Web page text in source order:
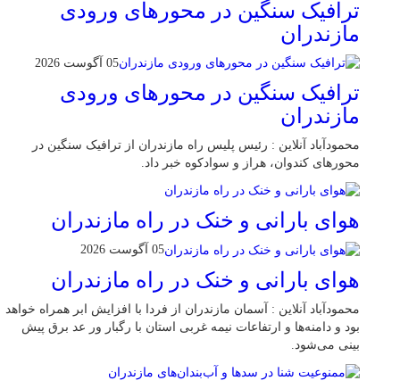
ترافیک سنگین در محور‌های ورودی
مازندران
05 آگوست 2026
ترافیک سنگین در محور‌های ورودی
مازندران
محمودآباد آنلاین : رئیس پلیس راه مازندران از ترافیک سنگین در
محور‌های کندوان، هراز و سوادکوه خبر داد.
هوای بارانی و خنک در راه مازندران
05 آگوست 2026
هوای بارانی و خنک در راه مازندران
محمودآباد آنلاین : آسمان مازندران از فردا با افزایش ابر همراه خواهد
بود و دامنه‌ها و ارتفاعات نیمه غربی استان با رگبار ور عد برق پیش
بینی می‌شود.